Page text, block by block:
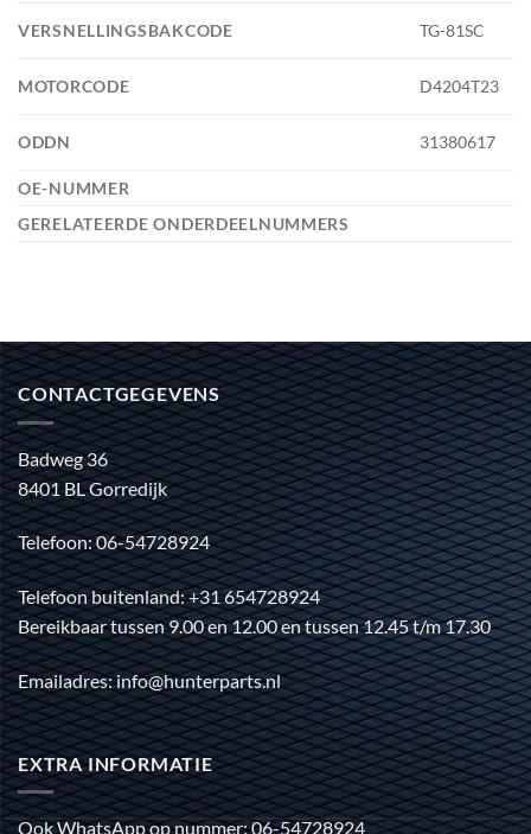
VERSNELLINGSBAKCODE TG-81SC
MOTORCODE D4204T23
ODDN 31380617
OE-NUMMER
GERELATEERDE ONDERDEELNUMMERS
CONTACTGEGEVENS
Badweg 36
8401 BL Gorredijk
Telefoon: 06-54728924
Telefoon buitenland: +31 654728924
Bereikbaar tussen 9.00 en 12.00 en tussen 12.45 t/m 17.30
Emailadres: info@hunterparts.nl
EXTRA INFORMATIE
Ook WhatsApp op nummer: 06-54728924